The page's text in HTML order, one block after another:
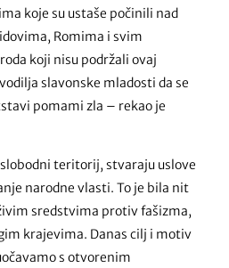
koje su ustaše počinili nad
Romima i svim
koji nisu podržali ovaj
slavonske mladosti da se
pomami zla – rekao je
teritorij, stvaraju uslove
narodne vlasti. To je bila nit
sredstvima protiv fašizma,
krajevima. Danas cilj i motiv
s otvorenim